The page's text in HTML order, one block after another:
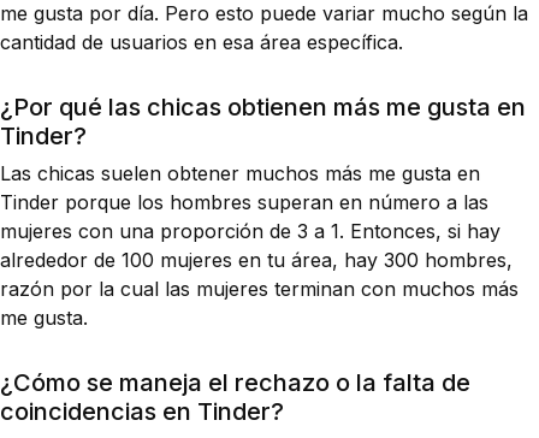
me gusta por día. Pero esto puede variar mucho según la
cantidad de usuarios en esa área específica.
¿Por qué las chicas obtienen más me gusta en
Tinder?
Las chicas suelen obtener muchos más me gusta en
Tinder porque los hombres superan en número a las
mujeres con una proporción de 3 a 1. Entonces, si hay
alrededor de 100 mujeres en tu área, hay 300 hombres,
razón por la cual las mujeres terminan con muchos más
me gusta.
¿Cómo se maneja el rechazo o la falta de
coincidencias en Tinder?